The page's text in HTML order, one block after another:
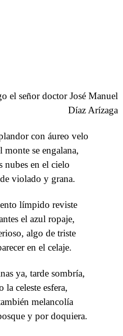
el señor doctor José Manuel
Díaz Arízaga
con áureo velo
monte se engalana,
nubes en el cielo
violado y grana.
límpido reviste
el azul ropaje,
algo de triste
en el celaje.
ya, tarde sombría,
la celeste esfera,
melancolía
y por doquiera.